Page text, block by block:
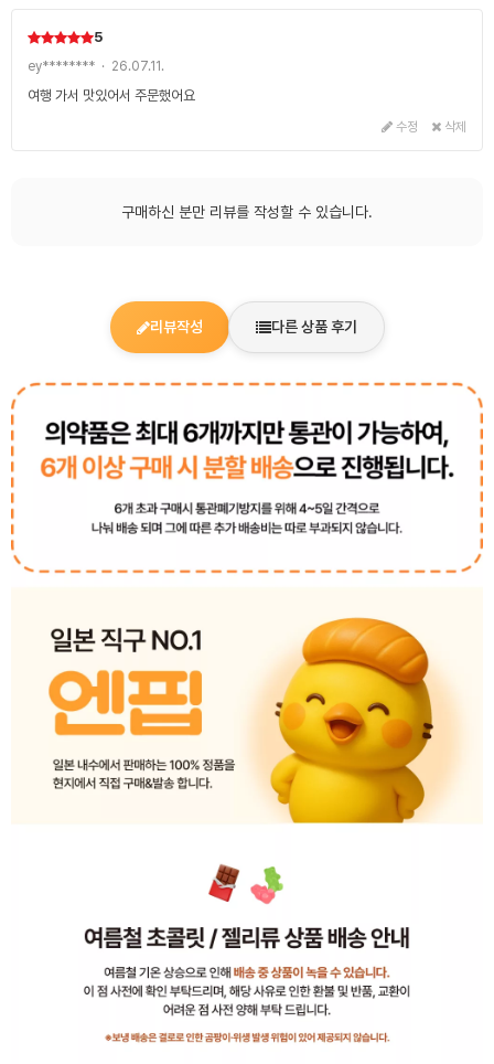
5
ey******** · 26.07.11.
여행 가서 맛있어서 주문했어요
수정 삭제
구매하신 분만 리뷰를 작성할 수 있습니다.
리뷰작성 다른 상품 후기